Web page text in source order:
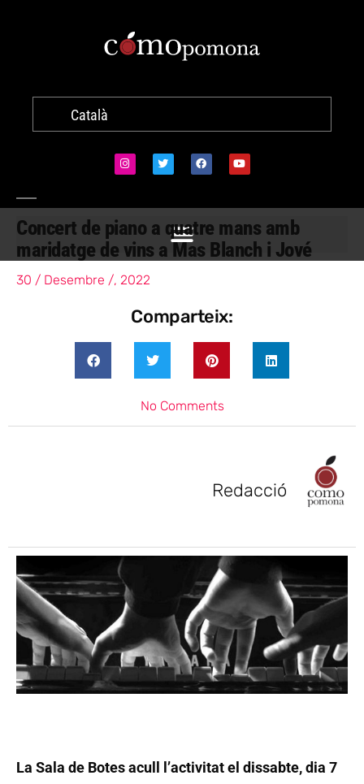
Català
Concert de piano a quatre mans amb
maridatge de vins a Mas Blanch i Jové
30 / Desembre /, 2022
Comparteix:
No Comments
Redacció
La Sala de Botes acull l’activitat el dissabte, dia 7